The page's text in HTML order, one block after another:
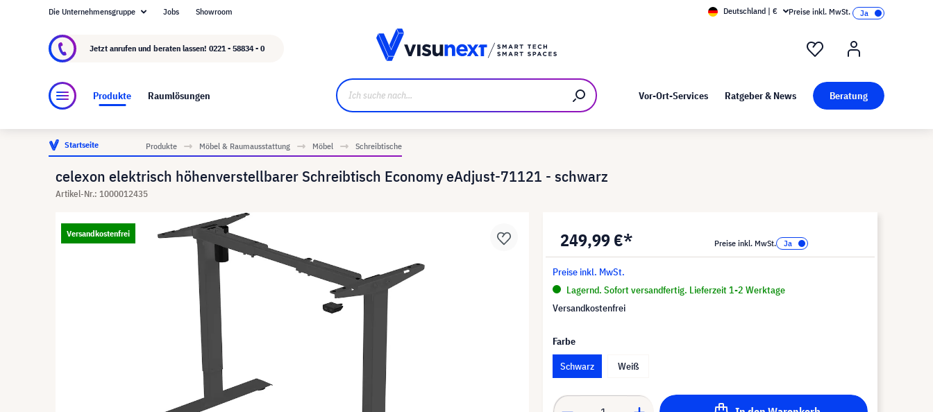
Über visunext.de Kunst bei visunext
Die Unternehmensgruppe Jobs Showroom Deutschland | € Preise inkl. MwSt.
Jetzt anrufen und beraten lassen! 0221 - 58834 - 0
Produkte Raumlösungen Vor-Ort-Services Ratgeber & News Beratung
Startseite Produkte Möbel & Raumausstattung Möbel Schreibtische
celexon elektrisch höhenverstellbarer Schreibtisch Economy eAdjust-71121 - schwarz
Artikel-Nr.: 1000012435
Versandkostenfrei 249,99 €* Preise inkl. MwSt.
Preise inkl. MwSt.
Lagernd. Sofort versandfertig. Lieferzeit 1-2 Werktage
Versandkostenfrei
Farbe
Schwarz
Weiß